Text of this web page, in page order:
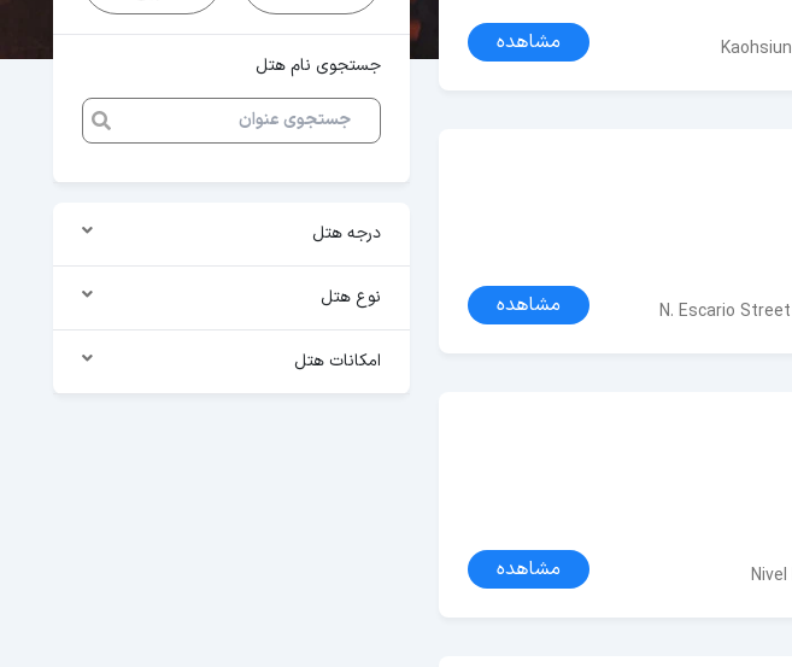
مشاهده
N. Escario مشاهده
مشاهده
جستجوی نام هتل
درجه هتل
نوع هتل
امکانات هتل